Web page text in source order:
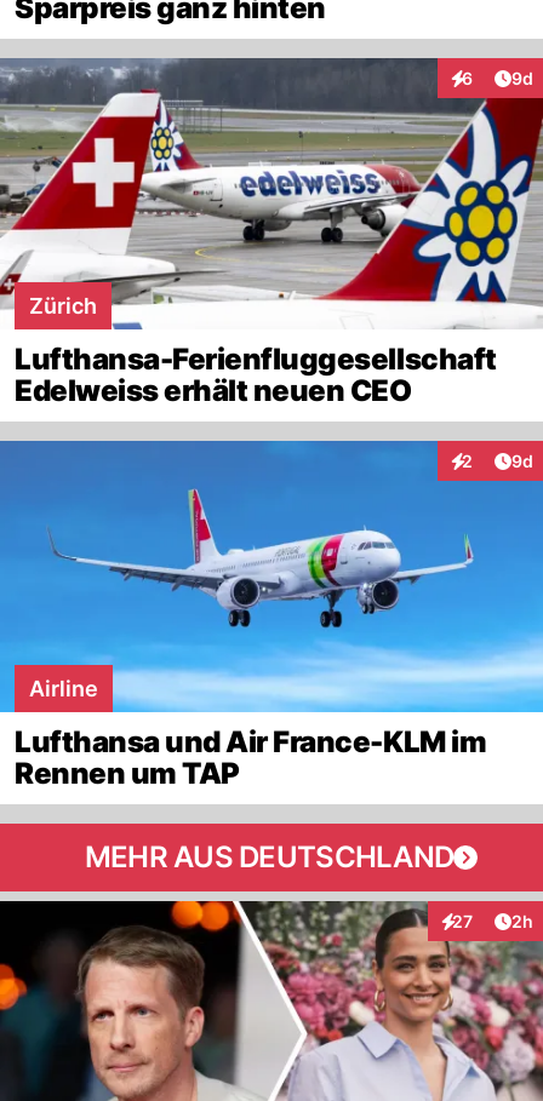
Sparpreis ganz hinten
6 9d
Zürich
Lufthansa-Ferienfluggesellschaft
Edelweiss erhält neuen CEO
2 9d
Airline
Lufthansa und Air France-KLM im
Rennen um TAP
MEHR AUS DEUTSCHLAND
27
Interaktionen
2h